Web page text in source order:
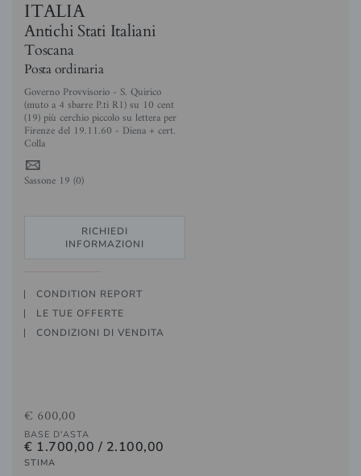
ITALIA
Antichi Stati Italiani
Toscana
Posta ordinaria
Governo Provvisorio - S. Quirico
(muto a 4 sbarre P.ti R1) su 10 cent
(19) più cerchio piccolo su lettera per
Firenze del 19.11.60 - Diena + cert.
Colla
4
Sassone 19 (0)
RICHIEDI
INFORMAZIONI
CONDITION REPORT
LE TUE OFFERTE
CONDIZIONI DI VENDITA
€ 600,00
BASE D'ASTA
€ 1.700,00 / 2.100,00
STIMA